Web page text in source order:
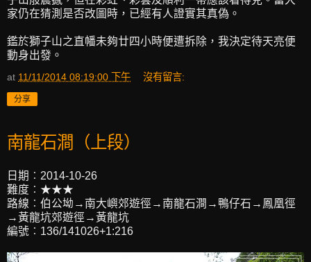
家仍在猜測是否改圖時，已經有人證實其真偽。
鑑於獅子山之直幡未夠廿四小時便遭拆除，我決定待天亮便
動身出發。
at 11/11/2014 08:19:00 下午 沒有留言:
分享
南龍石澗（上段）
日期︰2014-10-26
難度︰★★★
路線︰伯公坳→南大嶼郊遊徑→南龍石澗→鴨仔石→鳳凰徑
→黃龍坑郊遊徑→黃龍坑
編號︰136/141026+1:216